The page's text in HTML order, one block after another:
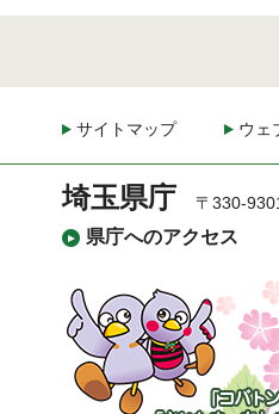
サイトマップ ウェ
埼玉県庁
県庁へのアクセス
〒330-
「コバトン」